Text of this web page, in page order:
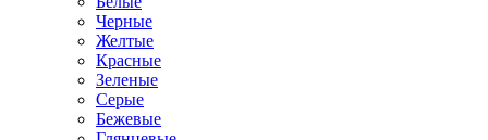
Черные
Желтые
Красные
Зеленые
Серые
Бежевые